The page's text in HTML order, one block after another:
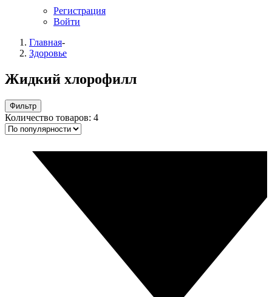
Регистрация
Войти
Главная-
Здоровье
Жидкий хлорофилл
Фильтр
Количество товаров: 4